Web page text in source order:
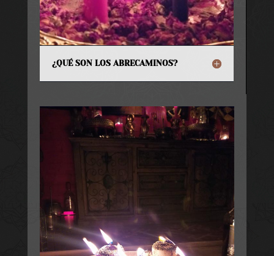
¿QUÉ SON LOS ABRECAMINOS?